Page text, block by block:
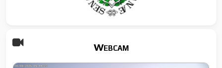
Webcam